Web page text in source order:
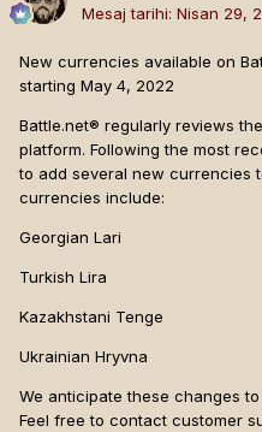
Mesaj tarihi: Nisan 29,
New currencies available on
starting May 4, 2022
Battle.net® regularly reviews
platform. Following the most
to add several new currencies
currencies include:
Georgian Lari
Turkish Lira
Kazakhstani Tenge
Ukrainian Hryvna
We anticipate these changes
Feel free to contact customer